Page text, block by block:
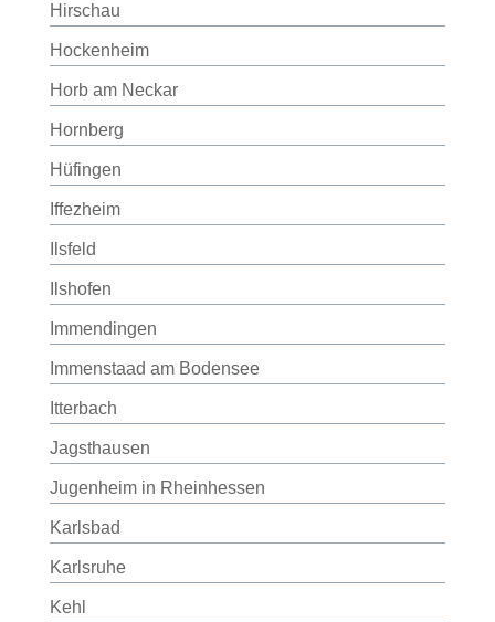
Hirschau
Hockenheim
Horb am Neckar
Hornberg
Hüfingen
Iffezheim
Ilsfeld
Ilshofen
Immendingen
Immenstaad am Bodensee
Itterbach
Jagsthausen
Jugenheim in Rheinhessen
Karlsbad
Karlsruhe
Kehl